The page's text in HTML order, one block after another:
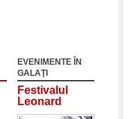
EVENIMENTE ÎN
GALAŢI
Festivalul
Leonard